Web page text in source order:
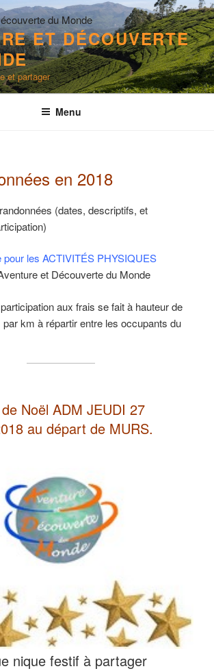
ET DÉCOUVERTE
et partager
Menu
en 2018
(dates, descriptifs, et
pour les ACTIVITÉS PHYSIQUES
et Découverte du Monde
aux frais se fait à hauteur de
km à répartir entre les occupants du
Noël ADM JEUDI 27
au départ de MURS.
nique festif à partager